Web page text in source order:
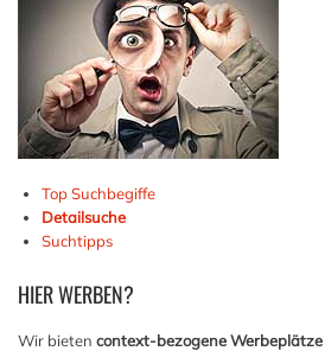
Top Suchbegiffe
Detailsuche
Suchtipps
HIERWERBEN?
Wir bieten context-bezogene